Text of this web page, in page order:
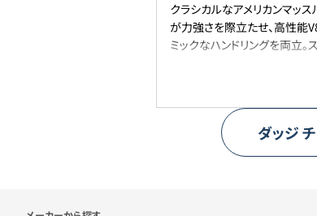
クラシカルなアメリカンマッ
が力強さを際立たせ、高性能
ミックなハンドリングを両立
ダッジ